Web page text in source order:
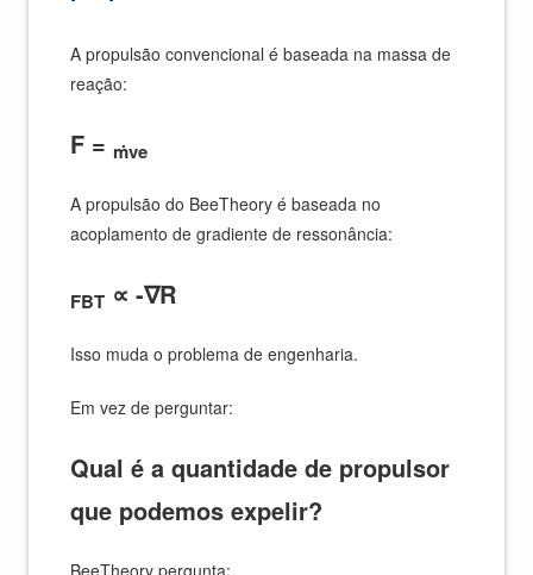
A propulsão convencional é baseada na massa de
reação:
F = ṁve
A propulsão do BeeTheory é baseada no
acoplamento de gradiente de ressonância:
FBT ∝ -∇R
Isso muda o problema de engenharia.
Em vez de perguntar:
Qual é a quantidade de propulsor
que podemos expelir?